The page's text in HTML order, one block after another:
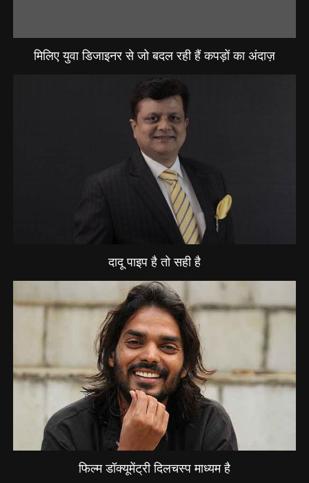
मिलिए युवा डिजाइनर से जो बदल रही हैं कपड़ों का अंदाज़
दादू पाइप है तो सही है
फिल्म डॉक्यूमेंट्री दिलचस्प माध्यम है